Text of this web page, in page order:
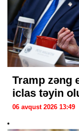
Tramp zəng
iclas təyin
06 avqust 2026 13:49